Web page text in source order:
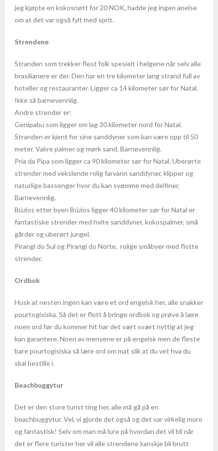
- Helsereise i Sør-India
- Gyldne triangel med tigersafari i Ranthambore
Kambodsja
- Fakta om Kambodsja
Kapp Verde
- Sal
Kina
- Fakta om Kina
Malaysia
- Langkawi
- Kuala Lumpur
- Penang
Mexico
- Cancun
- Fakta om Mexico
Peru
- Fakta og informasjon om Peru
jeg kjøpte en kokosnøtt for 20 NOK, hadde jeg ingen anelse
om at det var også fylt med sprit.
Strendene
Stranden som trekker flest folk spesielt i helgene når selv alle
brasilianere er der. Den har en tre kilometer lang strand full av
hoteller og restauranter. Ligger ca 14 kilometer sør for Natal.
Ikke så barnevennlig.
Andre strender er:
Genipabu som ligger om lag 30 kilometer nord for Natal.
Stranden er kjent for sine sanddyner som kan være opp til 50
meter. Vakre palmer og mørk sand. Barnevennlig.
Pria da Pipa som ligger ca 90 kilometer sør for Natal. Uberørte
strender med vekslende rolig farvann sanddyner, klipper og
naturlige bassenger hvor du kan svømme med delfiner.
Barnevennlig.
Búzios etter byen Búzios ligger 40 kilometer sør for Natal er
fantastiske strender med hvite sanddyner, kokospalmer, små
gårder og uberørt jungel.
Pirangi do Sul og Pirangi do Norte, rolige småbyer med flotte
strender.
Ordbok
Husk at nesten ingen kan være et ord engelsk her, alle snakker
pourtogisiska. Så det er flott å bringe ordbok og prøve å lære
noen ord før du kommer hit har det vært svært nyttig at jeg
kan garantere. Noen av menyene er på engelsk men de fleste
bare pourtogisiska så lære ord om mat slik at du vet hva du
skal bestille i.
Beachbuggytur
Det er den store turist ting her, alle må gå på en
beachbuggytur. Vel, vi gjorde det også og det var virkelig moro
og fantastisk! Selv om man må lure på hvordan det vil bli når
det er flere turister her vil alle strendene kanskje bli brutt